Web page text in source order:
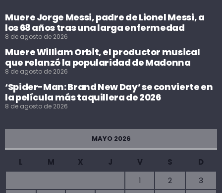
Muere Jorge Messi, padre de Lionel Messi, a
los 68 años tras una larga enfermedad
8 de agosto de 2026
Muere William Orbit, el productor musical
que relanzó la popularidad de Madonna
8 de agosto de 2026
‘Spider-Man: Brand New Day’ se convierte en
la película más taquillera de 2026
8 de agosto de 2026
MAYO 2026
L M X J V S
D
1
2
3